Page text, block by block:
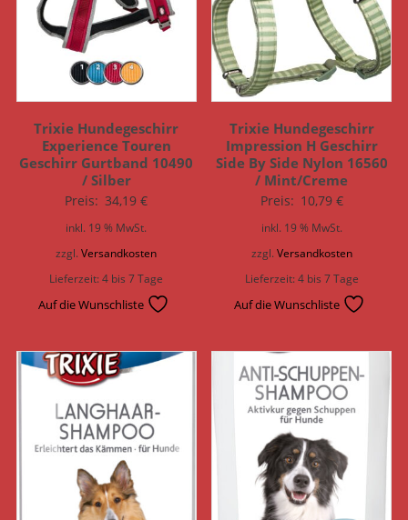
Trixie Hundegeschirr
Experience Touren
Geschirr Gurtband 10490
/ Silber
Preis: 34,19€
inkl. 19 % MwSt.
zzgl.Versandkosten
Lieferzeit:4 bis 7 Tage
Auf die Wunschliste
Trixie Hundegeschirr
Impression H Geschirr
Side By Side Nylon 16560
/ Mint/Creme
Preis: 10,79 €
inkl. 19 % MwSt.
zzgl. Versandkosten
Lieferzeit:4 bis 7 Tage
Auf die Wunschliste